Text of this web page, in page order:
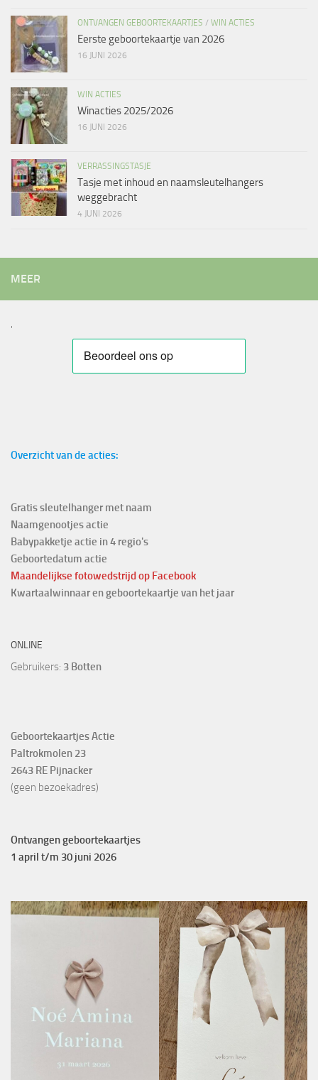
ONTVANGEN GEBOORTEKAARTJES / WIN ACTIES
Eerste geboortekaartje van 2026
16 JUNI 2026
WIN ACTIES
Winacties 2025/2026
16 JUNI 2026
VERRASSINGSTASJE
Tasje met inhoud en naamsleutelhangers
weggebracht
4 JUNI 2026
MEER
'
Overzicht van de acties:
Gratis sleutelhanger met naam
Naamgenootjes actie
Babypakketje actie in 4 regio's
Geboortedatum actie
Maandelijkse fotowedstrijd op Facebook
Kwartaalwinnaar en geboortekaartje van het jaar
ONLINE
Gebruikers: 3 Botten
Geboortekaartjes Actie
Paltrokmolen 23
2643 RE Pijnacker
(geen bezoekadres)
Ontvangen geboortekaartjes
1 april t/m 30 juni 2026